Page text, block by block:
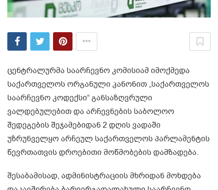
ცენტრალურმა საარჩევნო კომისიამ იმოქმედა
საქართველოს ორგანული კანონით „საქართველოს
საარჩევნო კოდექსი“ განსაზღვრული
ვალდებულებით და არჩევნების საბოლოო
შედეგების შეჯამებიდან 2 დღის ვადაში
უზრუნველყო არჩეულ საქართველოს პარლამენტის
წევრთათვის დროებითი მოწმობების დამზადება.
შესაბამისად, ადმინისტრაციის მხრიდან მოხდება